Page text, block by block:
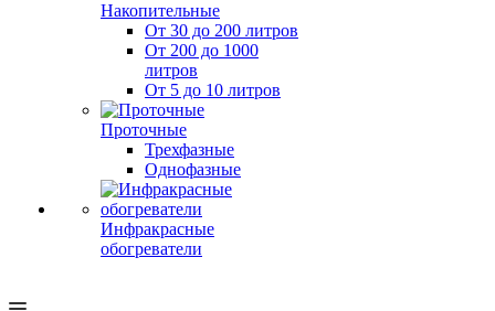
Накопительные
От 30 до 200 литров
От 200 до 1000
литров
От 5 до 10 литров
Проточные
Трехфазные
Однофазные
Инфракрасные
обогреватели